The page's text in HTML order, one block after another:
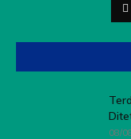
08/